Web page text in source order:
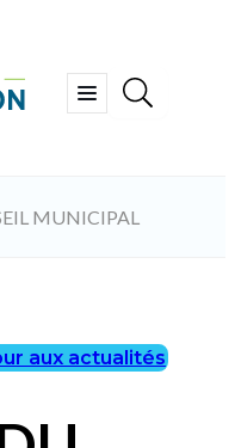
Ouvrir
MUNICIPAL
aux actualités